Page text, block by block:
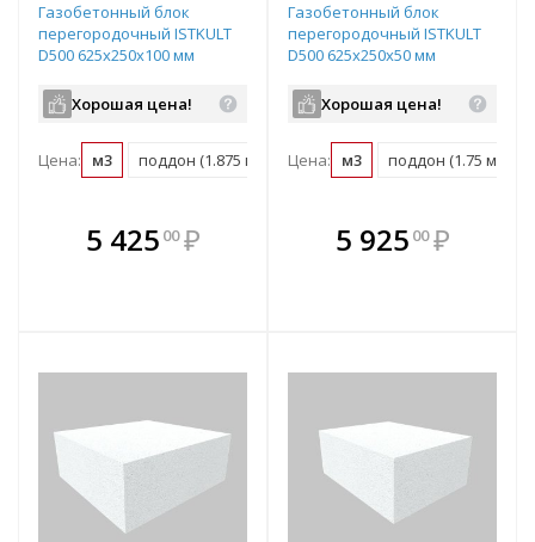
Газобетонный блок
перегородочный ISTKULT
D500 625х250х100 мм
Хорошая цена!
Цена: м3 поддон (1.875 м3)
5 425 00 ₽
В комплекте
всегда выгоднее!
Газобетонный блок
перегородочный ISTKULT
D500 625х250х50 мм
Хорошая цена!
Цена: м3 поддон (1.75 м3)
В комплекте
всегда выгоднее!
5 925 00 ₽